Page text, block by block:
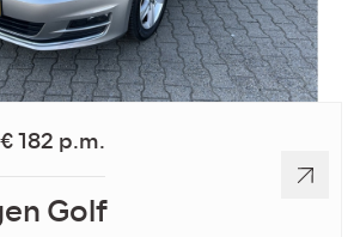
€ 182 p.m.
Golf